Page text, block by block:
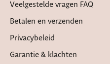
Veelgestelde vragen FAQ
Betalen en verzenden
Privacybeleid
Garantie & klachten